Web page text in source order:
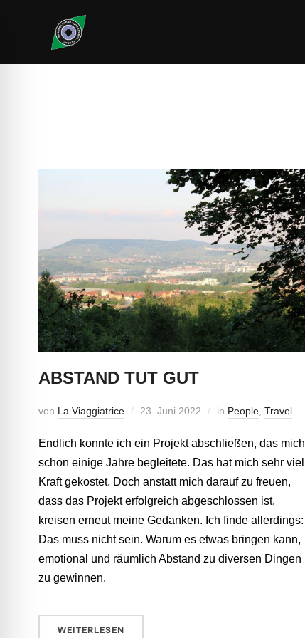
ABSTAND TUT GUT
von La Viaggiatrice 23. Juni 2022 in People, Travel
Endlich konnte ich ein Projekt abschließen, das mich
schon einige Jahre begleitete. Das hat mich sehr viel
Kraft gekostet. Doch anstatt mich darauf zu freuen,
dass das Projekt erfolgreich abgeschlossen ist,
kreisen erneut meine Gedanken. Ich finde allerdings:
Das muss nicht sein. Warum es etwas bringen kann,
emotional und räumlich Abstand zu diversen Dingen
zu gewinnen.
WEITERLESEN